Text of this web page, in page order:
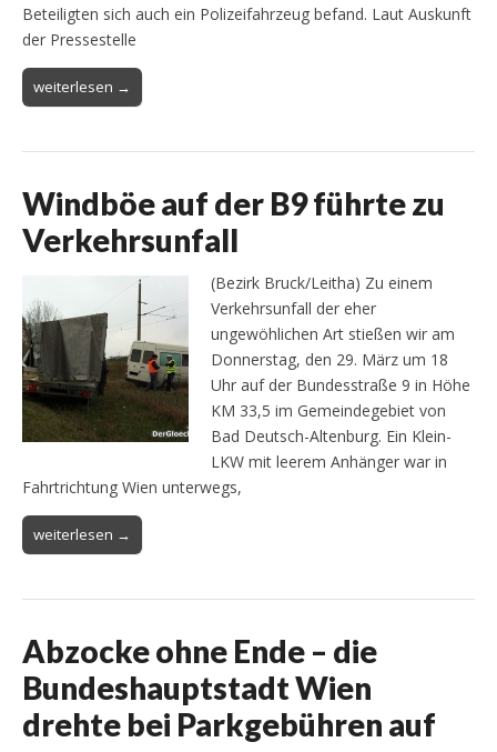
Beteiligten sich auch ein Polizeifahrzeug befand. Laut Auskunft
der Pressestelle
weiterlesen →
Windböe auf der B9 führte zu
Verkehrsunfall
(Bezirk Bruck/Leitha) Zu einem
Verkehrsunfall der eher
ungewöhlichen Art stießen wir am
Donnerstag, den 29. März um 18
Uhr auf der Bundesstraße 9 in Höhe
KM 33,5 im Gemeindegebiet von
Bad Deutsch-Altenburg. Ein Klein-
LKW mit leerem Anhänger war in
Fahrtrichtung Wien unterwegs,
weiterlesen →
Abzocke ohne Ende – die
Bundeshauptstadt Wien
drehte bei Parkgebühren auf